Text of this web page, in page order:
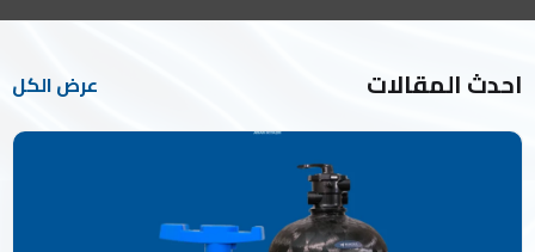
احدث المقالات عرض الكل